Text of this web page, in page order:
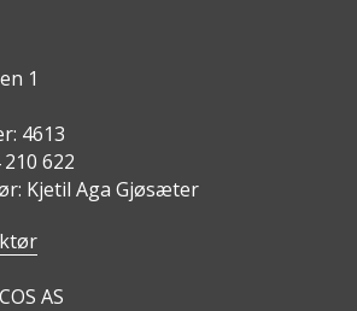
1
4613
622
Kjetil Aga Gjøsæter
AS